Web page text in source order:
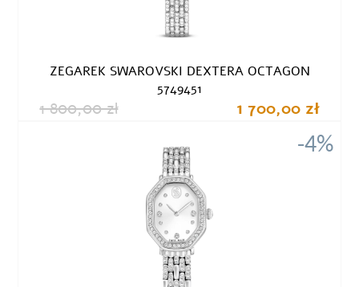
ZEGAREK SWAROVSKI DEXTERA OCTAGON
5749451
1 800,00 zł 1 700,00 zł
-4%